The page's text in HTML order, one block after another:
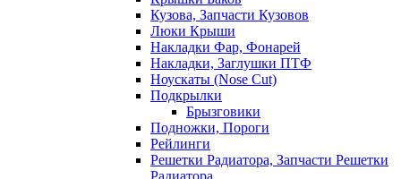
Кузова, Запчасти Кузовов
Люки Крыши
Накладки Фар, Фонарей
Накладки, Заглушки ПТФ
Ноускаты (Nose Cut)
Подкрылки
Брызговики
Подножки, Пороги
Рейлинги
Решетки Радиатора, Запчасти Решетки
Радиатора